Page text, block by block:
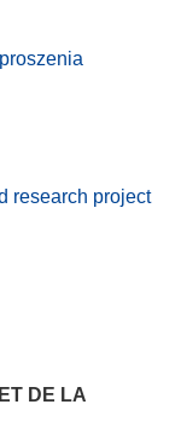
research project
DE LA